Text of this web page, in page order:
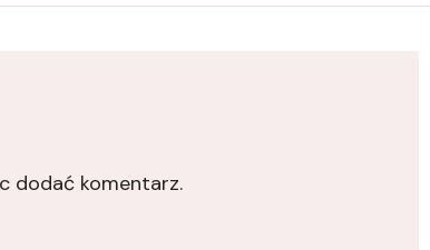
dodać komentarz.